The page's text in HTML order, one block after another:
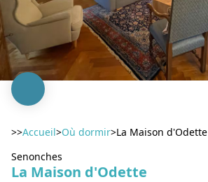
>>Accueil>Où dormir>La Maison d'Odette
Senonches
La Maison d'Odette